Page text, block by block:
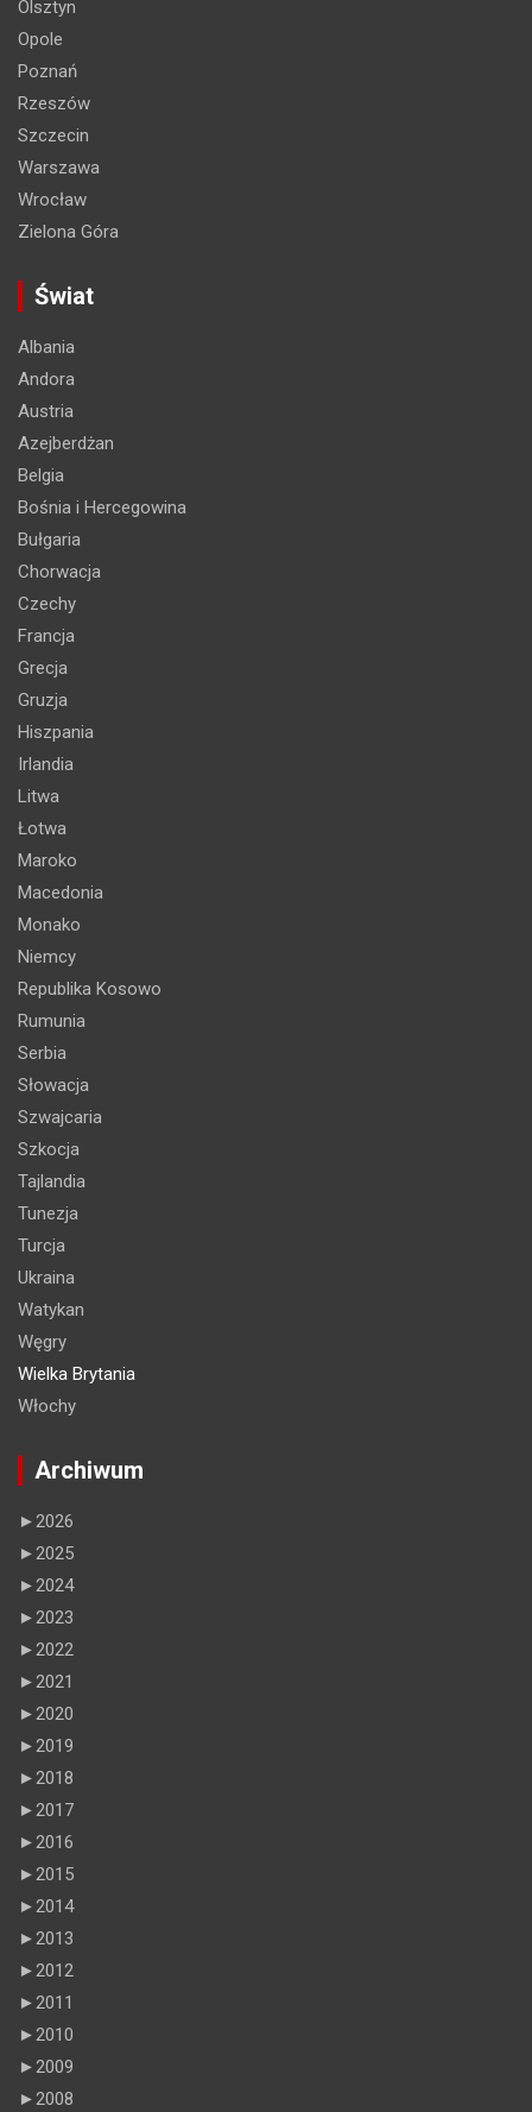
Olsztyn
Opole
Poznań
Rzeszów
Szczecin
Warszawa
Wrocław
Zielona Góra
Świat
Albania
Andora
Austria
Azejberdżan
Belgia
Bośnia i Hercegowina
Bułgaria
Chorwacja
Czechy
Francja
Grecja
Gruzja
Hiszpania
Irlandia
Litwa
Łotwa
Maroko
Macedonia
Monako
Niemcy
Republika Kosowo
Rumunia
Serbia
Słowacja
Szwajcaria
Szkocja
Tajlandia
Tunezja
Turcja
Ukraina
Watykan
Węgry
Wielka Brytania
Włochy
Archiwum
►2026
►2025
►2024
►2023
►2022
►2021
►2020
►2019
►2018
►2017
►2016
►2015
►2014
►2013
►2012
►2011
►2010
►2009
►2008